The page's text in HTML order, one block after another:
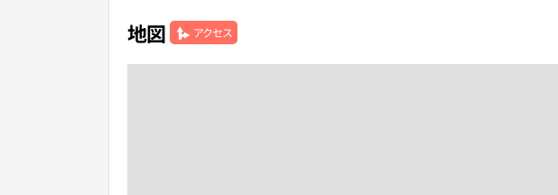
地図 アクセス